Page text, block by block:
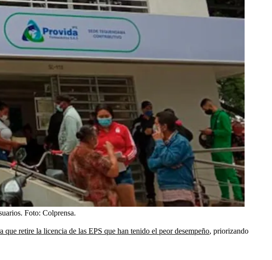
Foto: Colprensa.
retire la licencia de las EPS que han tenido el peor desempeño, priorizando